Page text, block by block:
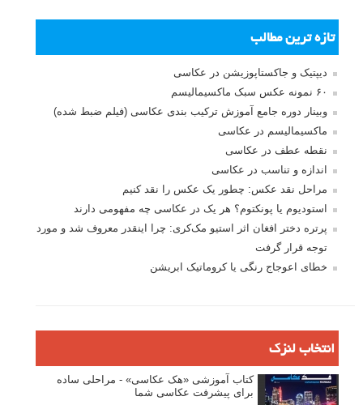
تازه ترین مطالب
دیپتیک و جاکستا‌پوزیشن در عکاسی
۶۰ نمونه عکس سبک ماکسیمالیسم
وبینار دوره جامع آموزش ترکیب بندی عکاسی (فیلم ضبط شده)
ماکسیمالیسم در عکاسی
نقطه عطف در عکاسی
اندازه و تناسب در عکاسی
مراحل نقد عکس: چطور یک عکس را نقد کنیم
استودیوم یا پونکتوم؟ هر یک در عکاسی چه مفهومی دارند
پرتره دختر افغان اثر استیو مک‌کری: چرا اینقدر معروف شد و مورد
توجه قرار گرفت
خطای اعوجاج رنگی یا کروماتیک ابریشن
انتخاب لنزک
کتاب آموزشی «هک عکاسی» - مراحلی ساده
برای پیشرفت عکاسی شما